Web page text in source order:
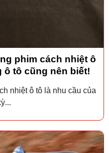
phim cách nhiệt ô
ô tô cũng nên biết!
nhiệt ô tô là nhu cầu của